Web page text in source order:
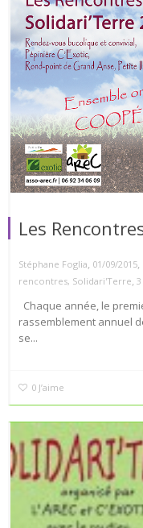
Les
Stéphane Foglia, 01/09/2015,
rencontres, Solidari'Terre, 3
Chaque année, le
rassemblement annuel
se...
0 J’aime